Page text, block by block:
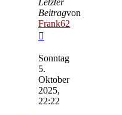
Letzter
Beitragvon
Frank62
Beitrag
Sonntag
5.
Oktober
2025,
22:22